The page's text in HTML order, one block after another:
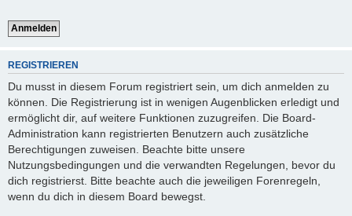
REGISTRIEREN
Du musst in diesem Forum registriert sein, um dich anmelden zu
können. Die Registrierung ist in wenigen Augenblicken erledigt und
ermöglicht dir, auf weitere Funktionen zuzugreifen. Die Board-
Administration kann registrierten Benutzern auch zusätzliche
Berechtigungen zuweisen. Beachte bitte unsere
Nutzungsbedingungen und die verwandten Regelungen, bevor du
dich registrierst. Bitte beachte auch die jeweiligen Forenregeln,
wenn du dich in diesem Board bewegst.